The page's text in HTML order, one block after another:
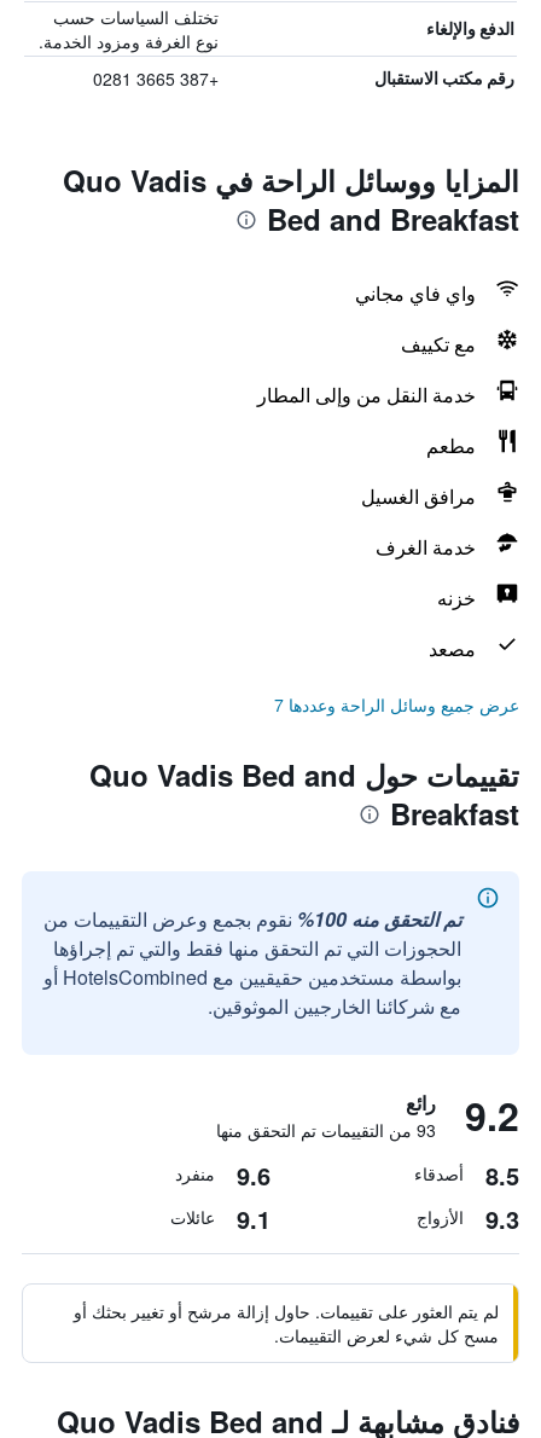
الدفع والإلغاء
تختلف السياسات حسب
نوع الغرفة ومزود الخدمة.
رقم مكتب الاستقبال +387 3665 0281
المزايا ووسائل الراحة في Quo Vadis
Bed and Breakfast
واي فاي مجاني
مع تكييف
خدمة النقل من وإلى المطار
مطعم
مرافق الغسيل
خدمة الغرف
خزنه
مصعد
عرض جميع وسائل الراحة وعددها 7
تقييمات حول Quo Vadis Bed and
Breakfast
تم التحقق منه 100%
نقوم بجمع وعرض التقييمات من
الحجوزات التي تم التحقق منها فقط والتي تم إجراؤها
بواسطة مستخدمين حقيقيين مع HotelsCombined أو
مع شركائنا الخارجيين الموثوقين.
9.2 رائع
93 من التقييمات تم التحقق منها
8.5 أصدقاء 9.6 منفرد
9.3 الأزواج 9.1 عائلات
لم يتم العثور على تقييمات. حاول إزالة مرشح أو تغيير بحثك أو
مسح كل شيء لعرض التقييمات.
فنادق مشابهة لـ Quo Vadis Bed and